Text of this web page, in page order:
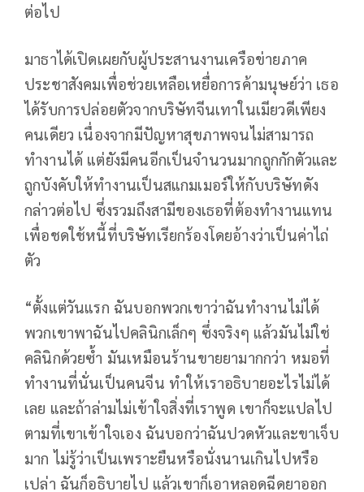
ต่อไป
มาธาได้เปิดเผยกับผู้ประสานงานเครือข่ายภาค
ประชาสังคมเพื่อช่วยเหลือเหยื่อการค้ามนุษย์ว่า เธอ
ได้รับการปล่อยตัวจากบริษัทจีนเทาในเมียวดีเพียง
คนเดียว เนื่องจากมีปัญหาสุขภาพจนไม่สามารถ
ทำงานได้ แต่ยังมีคนอีกเป็นจำนวนมากถูกกักตัวและ
ถูกบังคับให้ทำงานเป็นสแกมเมอร์ให้กับบริษัทดัง
กล่าวต่อไป ซึ่งรวมถึงสามีของเธอที่ต้องทำงานแทน
เพื่อชดใช้หนี้ที่บริษัทเรียกร้องโดยอ้างว่าเป็นค่าไถ่
ตัว
“ตั้งแต่วันแรก ฉันบอกพวกเขาว่าฉันทํางานไม่ได้
พวกเขาพาฉันไปคลินิกเล็กๆ ซึ่งจริงๆ แล้วมันไม่ใช่
คลินิกด้วยซํ้า มันเหมือนร้านขายยามากกว่า หมอที่
ทํางานที่นั่นเป็นคนจีน ทําให้เราอธิบายอะไรไม่ได้
เลย และถ้าล่ามไม่เข้าใจสิ่งที่เราพูด เขาก็จะแปลไป
ตามที่เขาเข้าใจเอง ฉันบอกว่าฉันปวดหัวและขาเจ็บ
มาก ไม่รู้ว่าเป็นเพราะยืนหรือนั่งนานเกินไปหรือ
เปล่า ฉันก็อธิบายไป แล้วเขาก็เอาหลอดฉีดยาออก